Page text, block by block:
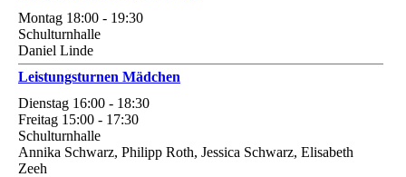
Montag 18:00 - 19:30
Schulturnhalle
Daniel Linde
Leistungsturnen Mädchen
Dienstag 16:00 - 18:30
Freitag 15:00 - 17:30
Schulturnhalle
Annika Schwarz, Philipp Roth, Jessica Schwarz, Elisabeth
Zeeh